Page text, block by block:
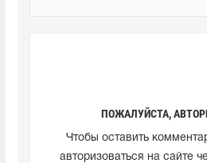
ПОЖАЛУЙСТА,
Чтобы оставить
авторизоваться на сайте